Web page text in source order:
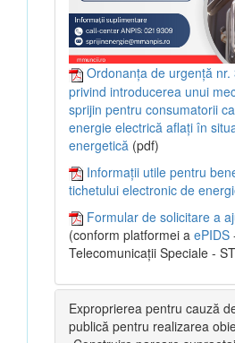
Ordonanța de urgență nr.
privind introducerea unui
sprijin pentru consumatorii
energie electrică aflați în
energetică (pdf)
Informații utile pentru
tichetului electronic de
Formular de solicitare a
(conform platformei a ePIDS
Telecomunicații Speciale -
Exproprierea pentru cauză
publică pentru realizarea